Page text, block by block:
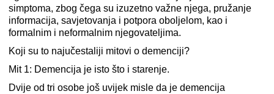
simptoma, zbog čega su izuzetno važne njega, pružanje
informacija, savjetovanja i potpora oboljelom, kao i
formalnim i neformalnim njegovateljima.
Koji su to najučestaliji mitovi o demenciji?
Mit 1: Demencija je isto što i starenje.
Dvije od tri osobe još uvijek misle da je demencija